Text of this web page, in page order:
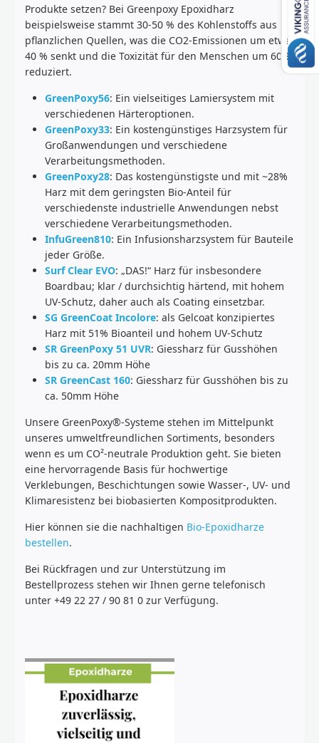
Produkte setzen? Bei Greenpoxy Epoxidharz
beispielsweise stammt 30-50 % des Kohlenstoffs aus
pflanzlichen Quellen, was die CO2-Emissionen um etwa
40 % senkt und die Toxizität für den Menschen um 60 %
reduziert.
GreenPoxy56: Ein vielseitiges Lamiersystem mit
verschiedenen Härteroptionen.
GreenPoxy33: Ein kostengünstiges Harzsystem für
Großanwendungen und verschiedene
Verarbeitungsmethoden.
GreenPoxy28: Das kostengünstigste und mit ~28%
Harz mit dem geringsten Bio-Anteil für
verschiedenste industrielle Anwendungen nebst
verschiedene Verarbeitungsmethoden.
InfuGreen810: Ein Infusionsharzsystem für Bauteile
jeder Größe.
Surf Clear EVO: „DAS!“ Harz für insbesondere
Boardbau; klar / durchsichtig härtend, mit hohem
UV-Schutz, daher auch als Coating einsetzbar.
SG GreenCoat Incolore: als Gelcoat konzipiertes
Harz mit 51% Bioanteil und hohem UV-Schutz
SR GreenPoxy 51 UVR: Giessharz für Gusshöhen
bis zu ca. 20mm Höhe
SR GreenCast 160: Giessharz für Gusshöhen bis zu
ca. 50mm Höhe
Unsere GreenPoxy®-Systeme stehen im Mittelpunkt
unseres umweltfreundlichen Sortiments, besonders
wenn es um CO²-neutrale Produktion geht. Sie bieten
eine hervorragende Basis für hochwertige
Verklebungen, Beschichtungen sowie Wasser-, UV- und
Klimaresistenz bei biobasierten Kompositprodukten.
Hier können sie die nachhaltigen Bio-Epoxidharze
bestellen.
Bei Rückfragen und zur Unterstützung im
Bestellprozess stehen wir Ihnen gerne telefonisch
unter +49 22 27 / 90 81 0 zur Verfügung.